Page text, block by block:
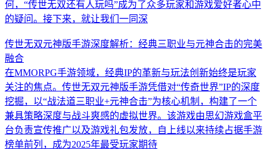
何，“传世无双还有人玩吗”成为了众多玩家和游戏爱好者心中
的疑问。接下来，就让我们一同深
传世无双元神版手游深度解析：经典三职业与元神合击的完美
融合
在MMORPG手游领域，经典IP的革新与玩法创新始终是玩家
关注的焦点。传世无双元神版手游凭借对“传奇世界”IP的深度
挖掘，以“战法道三职业+元神合击”为核心机制，构建了一个
兼具策略深度与战斗爽感的虚拟世界。该游戏由思幻游戏盒平
台负责宣传推广以及游戏礼包发放，自上线以来持续占据手游
榜单前列，成为2025年最受玩家期待